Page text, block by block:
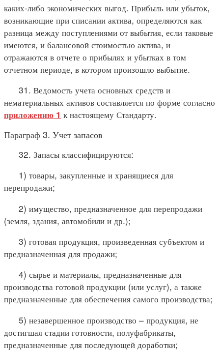
каких-либо экономических выгод. Прибыль или убыток,
возникающие при списании актива, определяются как
разница между поступлениями от выбытия, если таковые
имеются, и балансовой стоимостью актива, и
отражаются в отчете о прибылях и убытках в том
отчетном периоде, в котором произошло выбытие.
31. Ведомость учета основных средств и
нематериальных активов составляется по форме согласно
приложению 1 к настоящему Стандарту.
Параграф 3. Учет запасов
32. Запасы классифицируются:
1) товары, закупленные и хранящиеся для
перепродажи;
2) имущество, предназначенное для перепродажи
(земля, здания, автомобили и др.);
3) готовая продукция, произведенная субъектом и
предназначенная для продажи;
4) сырье и материалы, предназначенные для
производства готовой продукции (или услуг), а также
предназначенные для обеспечения самого производства;
5) незавершенное производство – продукция, не
достигшая стадии готовности, полуфабрикаты,
предназначенные для последующей доработки;